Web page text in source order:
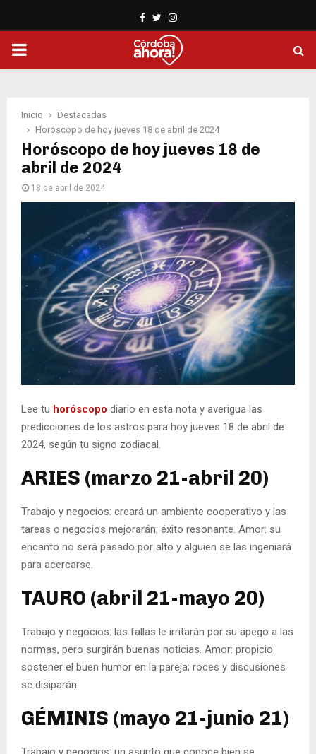
Facebook
TwitterInstagram
PRIMARY
Inicio
Destacadas
Horóscopo de hoy jueves 18 de abril de 2024
Horóscopo de hoy jueves 18 de
abril de 2024
18 de abril de 2024
Lee tu horóscopo diario en esta nota y averigua las
predicciones de los astros para hoy jueves 18 de abril de
2024, según tu signo zodiacal.
ARIES (marzo 21-abril 20)
Trabajo y negocios: creará un ambiente cooperativo y las
tareas o negocios mejorarán; éxito resonante. Amor: su
encanto no será pasado por alto y alguien se las ingeniará
para acercarse.
TAURO (abril 21-mayo 20)
Trabajo y negocios: las fallas le irritarán por su apego a las
normas, pero surgirán buenas noticias. Amor: propicio
sostener el buen humor en la pareja; roces y discusiones
se disiparán.
GÉMINIS (mayo 21-junio 21)